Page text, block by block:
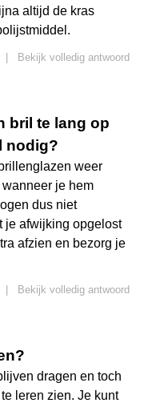
altijd de kras
Bekijk volledig antwoord
bril te lang op
nodig?
weer
je hem
dus niet
je afwijking opgelost
afzien en bezorg je
Bekijk volledig antwoord
dragen en toch
leren zien. Je kunt